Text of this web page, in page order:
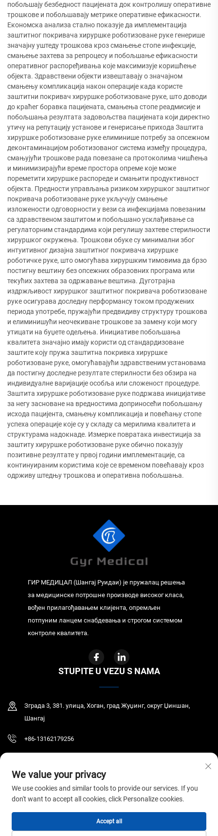
побољшају безбедност пацијената док контролишу оперативне
трошкове и побољшавају метрике оперативне ефикасности.
Економска анализа стално показује да имплементација
заштитног покривача хируршке роботизоване руке генерише
значајну уштеду трошкова кроз смањење стопе инфекције,
смањење захтева за репроцесу и побољшање ефикасности
оперативног распоређивања које максимизује коришћење
објекта. Здравствени објекти извештавају о значајном
смањењу компликација након операције када користе
заштитни покривач хируршке роботизоване руке, што доводи
до краћег боравка пацијената, смањења стопе реадмисије и
побољшања резултата задовољства пацијената који директно
утичу на репутацију установе и генерисање прихода Заштита
хируршке роботизоване руке елиминише потребу за опсежном
деконтаминацијом роботизованог система између процедура,
смањујући трошкове рада повезане са протоколима чишћења
и минимизирајући време простора опреме које може
пореметити хируршке распореде и смањити продуктивност
објекта. Предности управљања ризиком хируршког заштитног
покривача роботизоване руке укључују смањење
изложености одговорности у вези са инфекцијама повезаним
са здравственом заштитом и побољшано усклађивање са
регулаторним стандардима који регулишу захтеве стерилности
хируршког окружења. Трошкови обуке су минимални због
интуитивног дизајна заштитног покривача хируршке
роботичке руке, што омогућава хируршким тимовима да брзо
постигну вештину без опсежних образовних програма или
текућих захтева за одржавање вештина. Дуготрајна
издржљивост хируршког заштитног покривача роботизоване
руке осигурава доследну перформансу током продужених
периода употребе, пружајући предвидиву структуру трошкова
и елиминишући неочекиване трошкове за замену који могу
утицати на буџете одељења. Инициативе побољшања
квалитета значајно имају користи од стандардизоване
заштите коју пружа заштитна покривка хируршке
роботизоване руке, омогућавајући здравственим установама
да постигну доследне резултате стерилности без обзира на
индивидуалне варијације особља или сложеност процедуре.
Заштита хируршке роботизоване руке подржава иницијативе
за негу засноване на вредностима доприносећи побољшању
исхода пацијента, смањењу компликација и повећању стопе
успеха операције које су у складу са мерилима квалитета и
структурама надокнаде. Измерке повратака инвестиција за
заштиту хируршке роботизоване руке обично показују
позитивне резултате у првој години имплементације, са
континуираним користима које се временом повећавају кроз
одрживу штедњу трошкова и оперативна побољшања.
ГИР МЕДИЦАЛ (Шангај Руидаи) је пружалац решења
за медицинске потрошне производе високог класа,
вођен прилагођавањем клијента, опремљен
потпуним ланцем снабдевања и строгом системом
контроле квалитета.
STUPITE U VEZU S NAMA
Зграда 3, 381. улица, Хоган, град Жуџинг, округ Џиншан,
Шангај
+86-13162179256
Ауторско право © 2026 ГИР МЕДИЦАЛ ЦО., ЛТД. Сва права су задржана.
Politika privatnosti
We value your privacy
We use cookies and similar tools to provide our services. If you
don't want to accept all cookies, click Personalize cookies.
Accept all